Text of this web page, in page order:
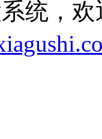
统，